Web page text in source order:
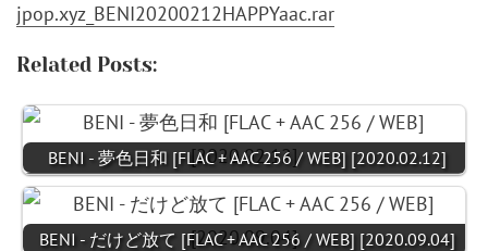
jpop.xyz_BENI20200212HAPPYaac.rar
Related Posts:
BENI - 夢色日和 [FLAC + AAC 256 / WEB] [2020.02.12]
BENI - だけど放て [FLAC + AAC 256 / WEB] [2020.09.04]